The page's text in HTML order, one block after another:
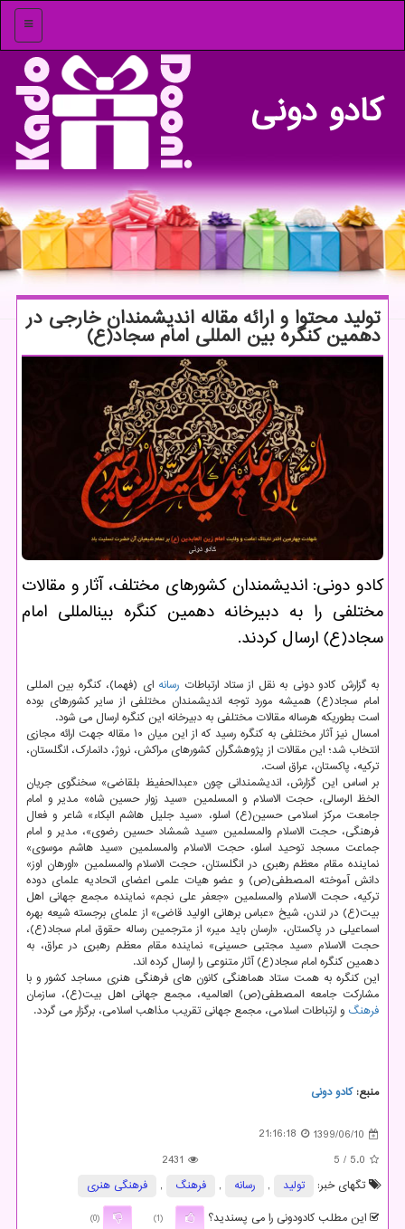
منو
كادو دونی
تولید محتوا و ارائه مقاله اندیشمندان خارجی در
دهمین كنگره بین المللی امام سجاد(ع)
كادو دونی: اندیشمندان كشورهای مختلف، آثار و مقالات
مختلفی را به دبیرخانه دهمین كنگره بین‎المللی امام
سجاد(ع) ارسال كردند.
به گزارش کادو دونی به نقل از ستاد ارتباطات رسانه ای (فهما)، کنگره بین المللی
امام سجاد(ع) همیشه مورد توجه اندیشمندان مختلفی از سایر کشورهای بوده
است بطوریکه هرساله مقالات مختلفی به دبیرخانه این کنگره ارسال می شود.
امسال نیز آثار مختلفی به کنگره رسید که از این میان ۱۰ مقاله جهت ارائه مجازی
انتخاب شد؛ این مقالات از پژوهشگران کشورهای مراکش، نروژ، دانمارک، انگلستان،
ترکیه، پاکستان، عراق است.
بر اساس این گزارش، اندیشمندانی چون «عبدالحفیظ بلقاضی» سخنگوی جریان
الخظ الرسالی، حجت الاسلام و المسلمین «سید زوار حسین شاه» مدیر و امام
جامعت مرکز اسلامی حسین(ع) اسلو، «سید جلیل هاشم البکاء» شاعر و فعال
فرهنگی، حجت الاسلام والمسلمین «سید شمشاد حسین رضوی»، مدیر و امام
جماعت مسجد توحید اسلو، حجت الاسلام والمسلمین «سید هاشم موسوی»
نماینده مقام معظم رهبری در انگلستان، حجت الاسلام والمسلمین «اورهان اوز»
دانش آموخته المصطفی(ص) و عضو هیات علمی اعضای اتحادیه علمای دوده
ترکیه، حجت الاسلام والمسلمین «جعفر علی نجم» نماینده مجمع جهانی اهل
بیت(ع) در لندن، شیخ «عباس برهانی الولید قاضی» از علمای برجسته شیعه بهره
اسماعیلی در پاکستان، «ارسان باید میر» از مترجمین رساله حقوق امام سجاد(ع)،
حجت الاسلام «سید مجتبی حسینی» نماینده مقام معظم رهبری در عراق، به
دهمین کنگره امام سجاد(ع) آثار متنوعی را ارسال کرده اند.
این کنگره به همت ستاد هماهنگی کانون های فرهنگی هنری مساجد کشور و با
مشارکت جامعه المصطفی(ص) العالمیه، مجمع جهانی اهل بیت(ع)، سازمان
فرهنگ و ارتباطات اسلامی، مجمع جهانی تقریب مذاهب اسلامی، برگزار می گردد.
منبع:كادو دونی
1399/06/10
21:16:18
5.0
/ 5
2431
تگهای خبر:
تولید , رسانه , فرهنگ ,
فرهنگی هنری
این مطلب کادودونی را می پسندید؟
(1)
(0)